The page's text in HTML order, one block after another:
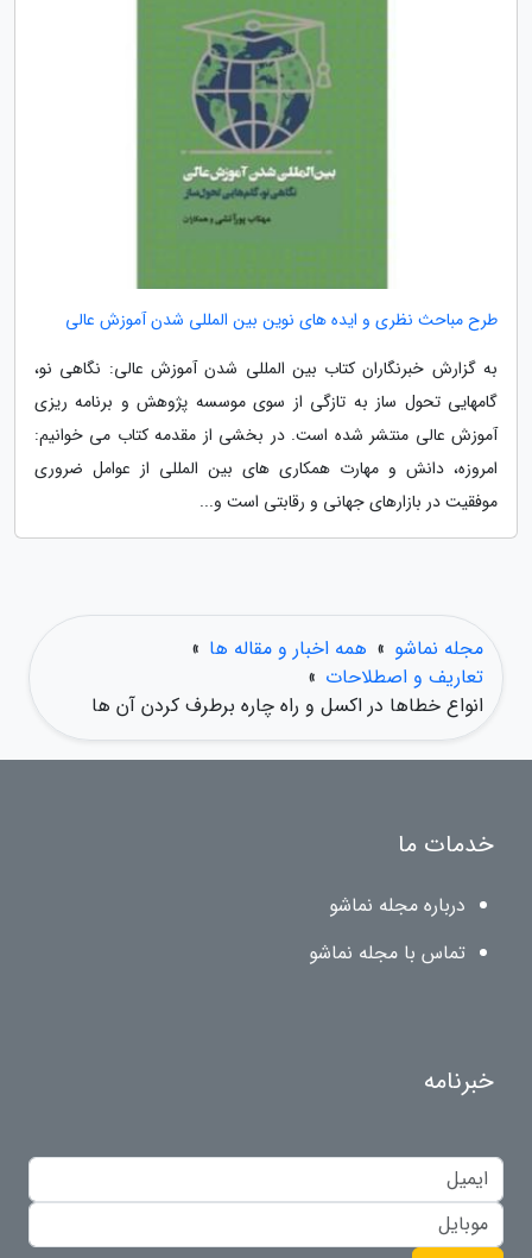
طرح مباحث نظری و ایده های نوین بین المللی شدن آموزش عالی
به گزارش خبرنگاران کتاب بین المللی شدن آموزش عالی: نگاهی نو،
گام­هایی تحول ­ساز به تازگی از سوی موسسه پژوهش و برنامه ریزی
آموزش عالی منتشر شده است. در بخشی از مقدمه کتاب می خوانیم:
امروزه، دانش و مهارت همکاری­ های بین المللی از عوامل ضروری
موفقیت در بازارهای جهانی و رقابتی است و...
مجله نماشو » همه اخبار و مقاله ها »
تعاریف و اصطلاحات »
انواع خطاها در اکسل و راه چاره برطرف کردن آن ها
خدمات ما
درباره مجله نماشو
تماس با مجله نماشو
خبرنامه